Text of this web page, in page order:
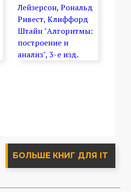
БОЛЬШЕ КНИГ ДЛЯ IT